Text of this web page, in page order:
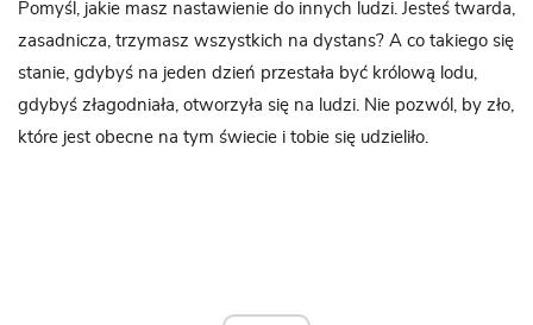
Pomyśl, jakie masz nastawienie do innych ludzi. Jesteś twarda,
zasadnicza, trzymasz wszystkich na dystans? A co takiego się
stanie, gdybyś na jeden dzień przestała być królową lodu,
gdybyś złagodniała, otworzyła się na ludzi. Nie pozwól, by zło,
które jest obecne na tym świecie i tobie się udzieliło.